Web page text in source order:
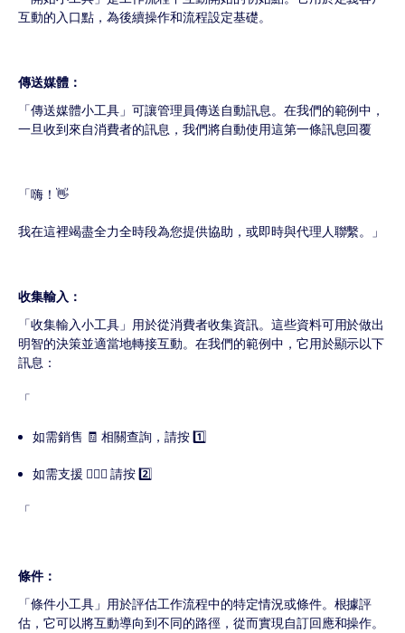
互動的入口點，為後續操作和流程設定基礎。
傳送媒體：
「傳送媒體小工具」可讓管理員傳送自動訊息。在我們的範例中，
一旦收到來自消費者的訊息，我們將自動使用這第一條訊息回覆
「嗨！👋
我在這裡竭盡全力全時段為您提供協助，或即時與代理人聯繫。」
收集輸入：
「收集輸入小工具」用於從消費者收集資訊。這些資料可用於做出
明智的決策並適當地轉接互動。在我們的範例中，它用於顯示以下
訊息：
「
如需銷售 🧾 相關查詢，請按 1️⃣
如需支援 🙋🏼‍♂️ 請按 2️⃣
「
條件：
「條件小工具」用於評估工作流程中的特定情況或條件。根據評
估，它可以將互動導向到不同的路徑，從而實現自訂回應和操作。